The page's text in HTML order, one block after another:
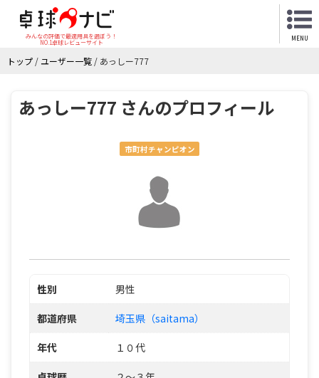
みんなの評価で最適用具を選ぼう！
NO.1卓球レビューサイト
MENU
トップ / ユーザー一覧 / あっしー777
あっしー777 さんのプロフィール
市町村チャンピオン
性別 男性
都道府県 埼玉県（saitama）
年代 １０代